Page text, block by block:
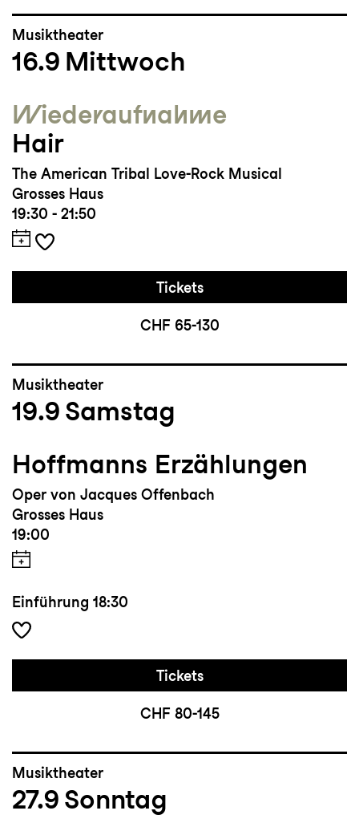
Musiktheater
16.9 Mittwoch
Wieder­aufnahme
Hair
The American Tribal Love-Rock Musical
Grosses Haus
19:30 - 21:50
Tickets
CHF 65-130
Musiktheater
19.9 Samstag
Hoffmanns Erzählungen
Oper von Jacques Offenbach
Grosses Haus
19:00
Einführung 18:30
Tickets
CHF 80-145
Musiktheater
27.9 Sonntag